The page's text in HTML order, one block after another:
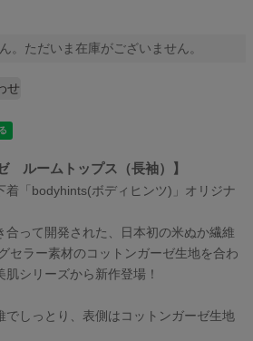
。ただいま在庫がございません。
せ
ルームトップス（長袖）】
着「bodyhints(ボディヒンツ)」オリジナ
合って開発された、日本初の米ぬか繊維
セラー素材のコットンガーゼ生地を合わ
シリーズから新作登場！
でしっとり、表側はコットンガーゼ生地